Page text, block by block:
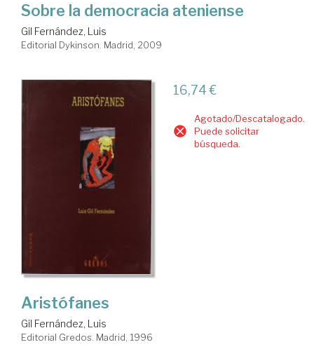
Sobre la democracia ateniense
Gil Fernández, Luis
Editorial Dykinson. Madrid, 2009
16,74 €
Agotado/Descatalogado.
Puede solicitar
búsqueda.
Aristófanes
Gil Fernández, Luis
Editorial Gredos. Madrid, 1996